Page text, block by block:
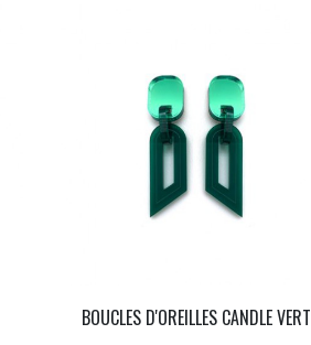
BOUCLES D'OREILLES CANDLE VERT